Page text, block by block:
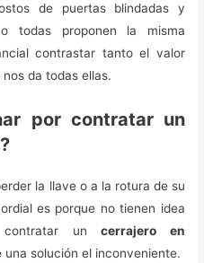
de puertas blindadas y
todas proponen la misma
contrastar tanto el valor
da todas ellas.
por contratar un
la llave o a la rotura de su
es porque no tienen idea
uncerrajero en
una solución el inconveniente.